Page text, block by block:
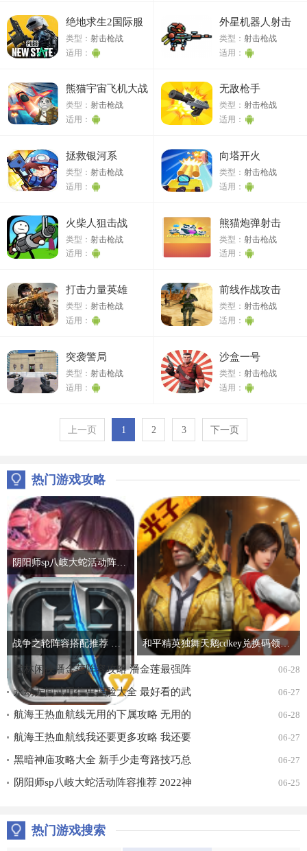
绝地求生2国际服
类型： 射击枪战
适用：
外星机器人射击
类型： 射击枪战
适用：
熊猫宇宙飞机大战
类型： 射击枪战
适用：
无敌枪手
类型： 射击枪战
适用：
拯救银河系
类型： 射击枪战
适用：
向塔开火
类型： 射击枪战
适用：
火柴人狙击战
类型： 射击枪战
适用：
熊猫炮弹射击
类型： 射击枪战
适用：
打击力量英雄
类型： 射击枪战
适用：
前线作战攻击
类型： 射击枪战
适用：
突袭警局
类型： 射击枪战
适用：
沙盒一号
类型： 射击枪战
适用：
上一页 1 2 3 下一页
热门游戏攻略
阴阳师sp八岐大蛇活动阵容推荐 2022神堕八岐大蛇活动通关攻略
和平精英独舞天鹅cdkey兑换码领取免费2022 吃鸡独舞天鹅cdk兑换码最新汇总
武林闲侠潘金莲阵容攻略 潘金莲最强阵
容搭配推荐
06-28
永劫无间武田信忠捏脸大全 最好看的武
田信忠捏脸数据一览
06-27
航海王热血航线无用的下属攻略 无用的
下属探索通关打法详解
06-28
航海王热血航线我还要更多攻略 我还要
更多无尽探索通关打法详解
06-27
黑暗神庙攻略大全 新手少走弯路技巧总
汇
06-27
阴阳师sp八岐大蛇活动阵容推荐 2022神 06-25
热门游戏搜索